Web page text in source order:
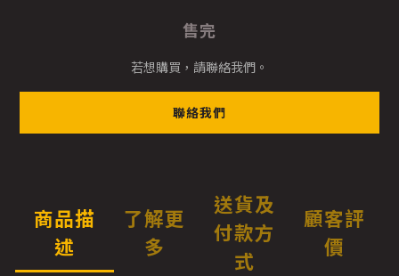
售完
若想購買，請聯絡我們。
聯絡我們
商品描
述
了解更
多
送貨及
付款方
式
顧客評
價